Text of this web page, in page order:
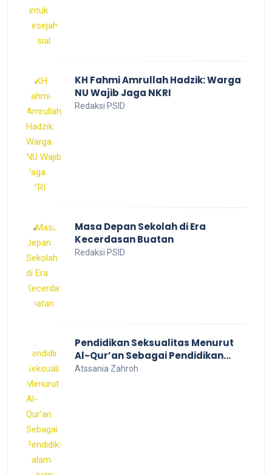
KH Fahmi Amrullah Hadzik: Warga
NU Wajib Jaga NKRI
Redaksi PSID
Masa Depan Sekolah di Era
Kecerdasan Buatan
Redaksi PSID
Pendidikan Seksualitas Menurut
Al-Qur’an Sebagai Pendidikan
Dalam Keluarga
Atssania Zahroh